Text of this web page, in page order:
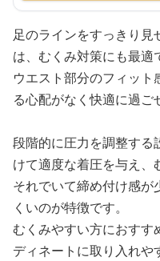
足のラインをすっきり
は、むくみ対策にも最適
ウエスト部分のフィッ
る心配がなく快適に過ご
段階的に圧力を調整する
けて適度な着圧を与え、
それでいて締め付け感が
くいのが特徴です。
むくみやすい方におすす
ディネートに取り入れや